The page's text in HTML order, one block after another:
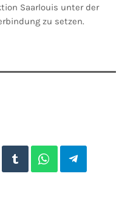
Saarlouis unter der
zu setzen.